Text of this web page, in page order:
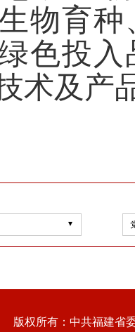
物育
色投
术及产
版权所有：中共福建省